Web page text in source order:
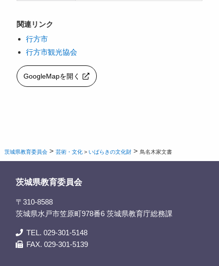
関連リンク
行方市
行方市観光協会
GoogleMapを開く
茨城県教育委員会 >芸術・文化 > いばらきの文化財 > 鳥名木家文書
茨城県教育委員会
〒310-8588
茨城県水戸市笠原町978番6 茨城県教育庁総務課
TEL. 029-301-5148
FAX. 029-301-5139